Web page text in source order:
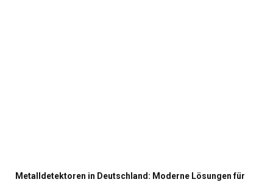
Metalldetektoren in Deutschland: Moderne Lösungen für